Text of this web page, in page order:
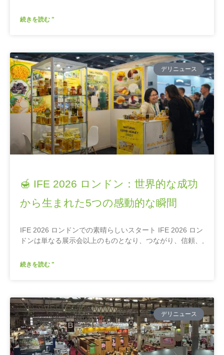
続きを読む "
デリニュース
🍯 IFE 2026 ロンドン：世界的な成功
から生まれた5つの感動的な瞬間
IFE 2026 ロンドンでの素晴らしいスタート IFE 2026 ロン
ドンは単なる展示会以上のものとなり、つながり、信頼、,
続きを読む "
デリニュース